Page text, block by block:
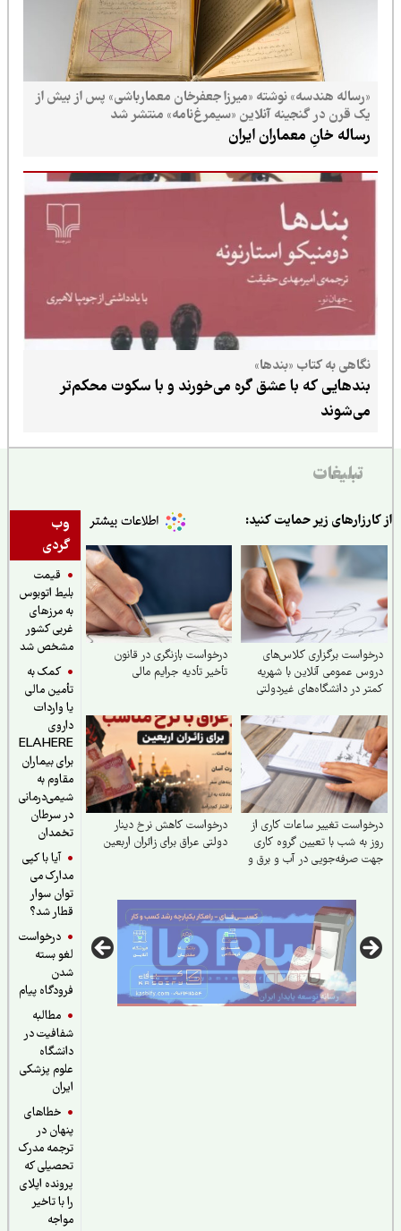
«رساله هندسه» نوشته «میرزا جعفرخان معمارباشی» پس از بیش از
یک قرن در گنجینه آنلاین «سیمرغ‌نامه» منتشر شد
رساله خانِ معماران ایران
نگاهی به کتاب «بندها»
بندهایی که با عشق گره می‌خورند و با سکوت محکم‌تر
می‌شوند
تبلیغات
وب
گردی
قیمت
بلیط اتوبوس
به مرزهای
غربی کشور
مشخص شد
کمک به
تأمین مالی
یا واردات
داروی
ELAHERE
برای بیماران
مقاوم به
شیمی‌درمانی
در سرطان
تخمدان
آیا با کپی
مدارک می
توان سوار
قطار شد؟
درخواست
لغو بسته
فرودگاه پیام
مطالبه
شفافیت در
دانشگاه
علوم پزشکی
خطاهای
پنهان در
ترجمه مدرک
تحصیلی که
پرونده اپلای
را با تاخیر
زیر حمایت کنید:
برگزاری کلاس‌های
عمومی آنلاین با شهریه
در دانشگاه‌های غیردولتی
درخواست بازنگری در قانون
تأخیر تأدیه جرایم مالی
تغییر ساعات کاری از
به شب با تعیین گروه کاری
صرفه‌جویی در آب و برق و
درخواست کاهش نرخ دینار
دولتی عراق برای زائران اربعین